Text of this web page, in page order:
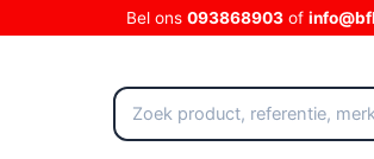
naar
Bel ons 093868903 of
Zoeken
naar: